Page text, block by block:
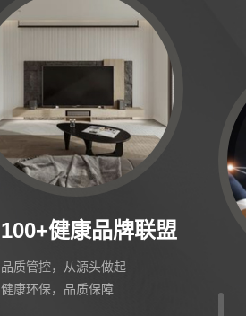
100+健康品牌联盟
品质管控，从源头做起
健康环保，品质保障